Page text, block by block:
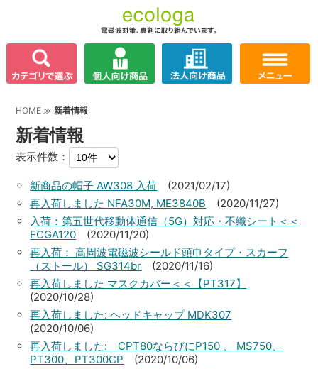
HOME ≫新着情報
新着情報
表示件数：
新商品の帽子 AW308 入荷 (2021/02/17)
再入荷しました NFA30M, ME3840B (2020/11/27)
入荷：第五世代移動体通信（5G）対応・不織シート＜＜
ECGA120 (2020/11/20)
再入荷： 高周波電磁波シールド頭巾タイプ・スカーフ
（ストール） SG314br (2020/11/16)
再入荷しました マスクカバー＜＜【PT317】
(2020/10/28)
再入荷しました: ヘッドキャップ MDK307
(2020/10/06)
再入荷しました: CPT80ならびにP150 、 MS750、
PT300、PT300CP (2020/10/06)